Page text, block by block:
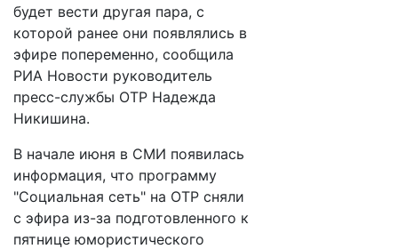
будет вести другая пара, с
которой ранее они появлялись в
эфире попеременно, сообщила
РИА Новости руководитель
пресс-службы ОТР Надежда
Никишина.
В начале июня в СМИ появилась
информация, что программу
"Социальная сеть" на ОТР сняли
с эфира из-за подготовленного к
пятнице юмористического